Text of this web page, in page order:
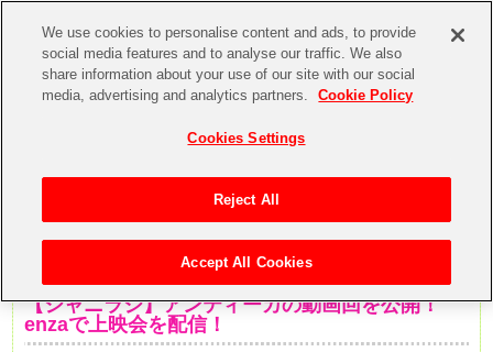
【シャニラジ】アンティーカの動画回を公開！
enzaで上映会を配信！
We use cookies to personalise content and ads, to provide
social media features and to analyse our traffic. We also
share information about your use of our site with our social
media, advertising and analytics partners.
Cookie Policy
Cookies Settings
Reject All
Accept All Cookies